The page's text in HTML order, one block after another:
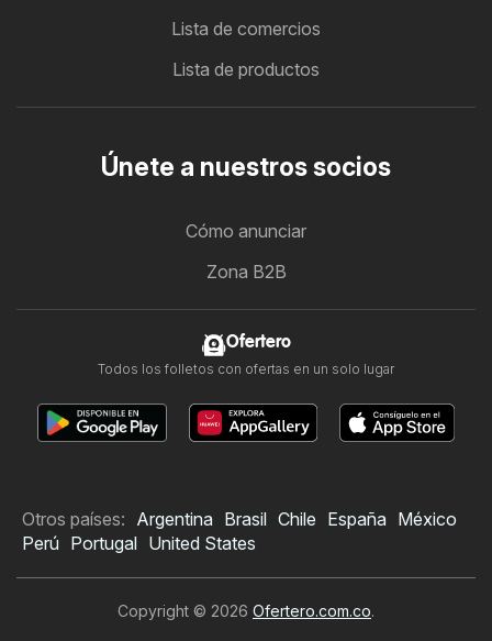
Lista de comercios
Lista de productos
Únete a nuestros socios
Cómo anunciar
Zona B2B
Ofertero
Todos los folletos con ofertas en un solo lugar
Otros países: Argentina Brasil Chile España México
Perú Portugal United States
Copyright © 2026 Ofertero.com.co.